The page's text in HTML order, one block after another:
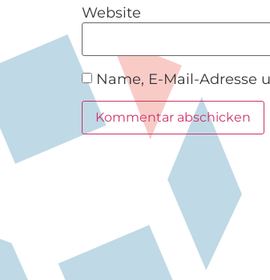
Website
Name, E-Mail-Adresse